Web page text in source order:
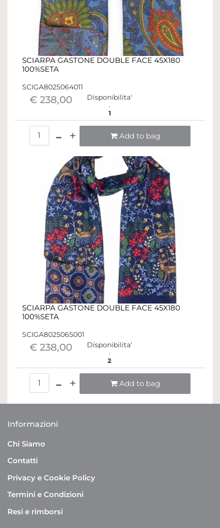
SCIARPA GASTONE DOUBLE FACE 45X180
100%SETA
SCIGA8025064011
€ 238,00 Disponibilita'
1
Add to bag
SCIARPA GASTONE DOUBLE FACE 45X180
100%SETA
SCIGA8025065001
€ 238,00 Disponibilita'
2
Add to bag
Informazioni
Chi Siamo
Contatti
Privacy e Cookie Policy
Termini e Condizioni
Resi e rimborsi